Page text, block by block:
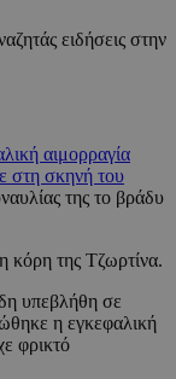
ειδήσεις στην
αιμορραγία
στη σκηνή του
της το βράδυ
κόρη της Τζωρτίνα.
υπεβλήθη σε
η εγκεφαλική
φρικτό